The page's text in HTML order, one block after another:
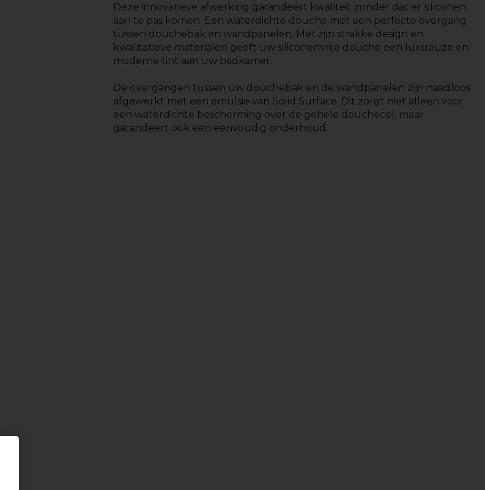
Deze innovatieve afwerking garandeert kwaliteit zonder dat er siliconen
aan te pas komen. Een waterdichte douche met een perfecte overgang
tussen douchebak en wandpanelen. Met zijn strakke design en
kwalitatieve materialen geeft uw siliconenvrije douche een luxueuze en
moderne tint aan uw badkamer.
De overgangen tussen uw douchebak en de wandpanelen zijn naadloos
afgewerkt met een emulsie van Solid Surface. Dit zorgt niet alleen voor
een waterdichte bescherming over de gehele douchecel, maar
garandeert ook een eenvoudig onderhoud.